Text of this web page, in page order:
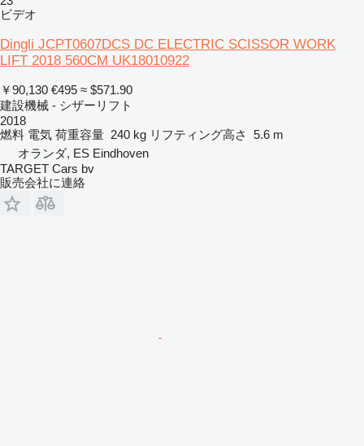
ビデオ
Dingli JCPT0607DCS DC ELECTRIC SCISSOR WORK
LIFT 2018 560CM UK18010922
￥90,130 €495 ≈ $571.90
建設機械 - シザーリフト
2018
燃料 電気 荷重容量 240 kg リフティング高さ
5.6 m
オランダ, ES Eindhoven
TARGET Cars bv
販売会社に連絡